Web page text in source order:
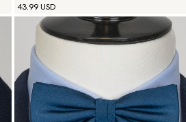
43.99 USD